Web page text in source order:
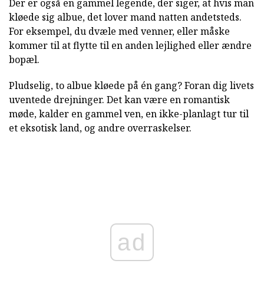
Der er også en gammel legende, der siger, at hvis man
kløede sig albue, det lover mand natten andetsteds.
For eksempel, du dvæle med venner, eller måske
kommer til at flytte til en anden lejlighed eller ændre
bopæl.
Pludselig, to albue kløede på én gang? Foran dig livets
uventede drejninger. Det kan være en romantisk
møde, kalder en gammel ven, en ikke-planlagt tur til
et eksotisk land, og andre overraskelser.
ad